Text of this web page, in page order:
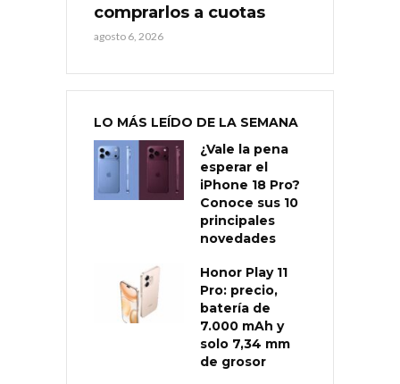
comprarlos a cuotas
agosto 6, 2026
LO MÁS LEÍDO DE LA SEMANA
¿Vale la pena
esperar el
iPhone 18 Pro?
Conoce sus 10
principales
novedades
Honor Play 11
Pro: precio,
batería de
7.000 mAh y
solo 7,34 mm
de grosor